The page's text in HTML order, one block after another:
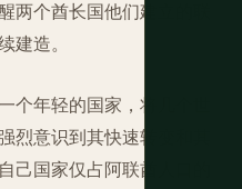
两个酋长国他们建立的联
建造。
个年轻的国家，将几个世
烈意识到其快速转变和其
己国家仅占阿联酋人口的